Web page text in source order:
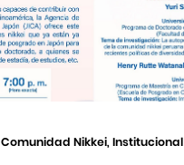
Comunidad Nikkei, Institucional